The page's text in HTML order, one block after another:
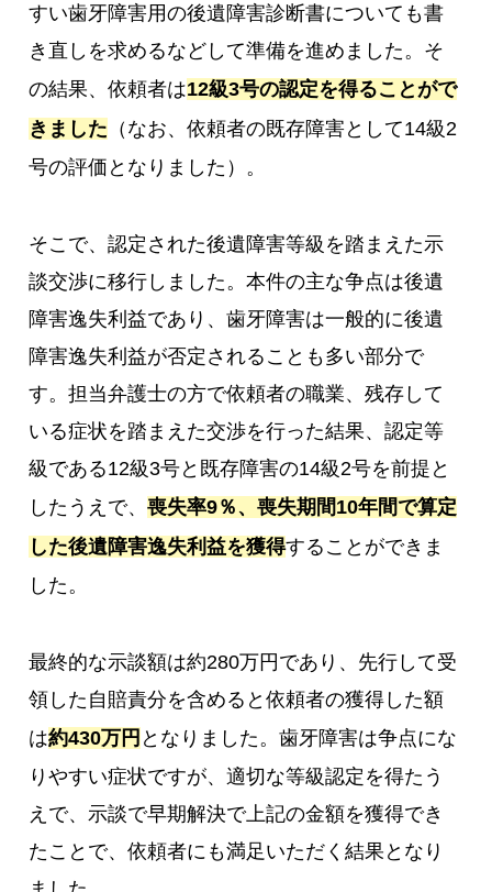
すい歯牙障害用の後遺障害診断書についても書
き直しを求めるなどして準備を進めました。そ
の結果、依頼者は12級3号の認定を得ることがで
きました （なお、依頼者の既存障害として14級2
号の評価となりました）。
そこで、認定された後遺障害等級を踏まえた示
談交渉に移行しました。本件の主な争点は後遺
障害逸失利益であり、歯牙障害は一般的に後遺
障害逸失利益が否定されることも多い部分で
す。担当弁護士の方で依頼者の職業、残存して
いる症状を踏まえた交渉を行った結果、認定等
級である12級3号と既存障害の14級2号を前提と
したうえで、喪失率9％、喪失期間10年間で算定
した後遺障害逸失利益を獲得することができま
した。
最終的な示談額は約280万円であり、先行して受
領した自賠責分を含めると依頼者の獲得した額
は約430万円 となりました。歯牙障害は争点にな
りやすい症状ですが、適切な等級認定を得たう
えで、示談で早期解決で上記の金額を獲得でき
たことで、依頼者にも満足いただく結果となり